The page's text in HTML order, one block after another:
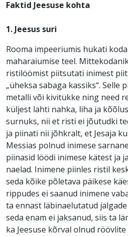
Faktid Jeesuse kohta
1. Jeesus suri
Rooma impeeriumis hukati
maharaiumise teel.
ristilöömist piitsutati inimest
„üheksa sabaga kassiks“. Selle
metalli või kivitükke ning need
küljest lahti nahka, liha ja
surnuks, nii et risti ei jõutudki
ja piinati nii jõhkralt, et Jesaja
Messias polnud inimese
piinasid löödi inimese kätest ja
naelad. Inimene piinles ristil
seda kõike põletava päikese
rippudes ei saanud inimene
ta ennast läbinaelutatud
seda enam ei jaksanud, siis ta
ka Jeesuse kõrval olnud